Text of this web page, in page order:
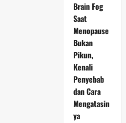
Brain Fog
Saat
Menopause
Bukan
Pikun,
Kenali
Penyebab
dan Cara
Mengatasin
ya